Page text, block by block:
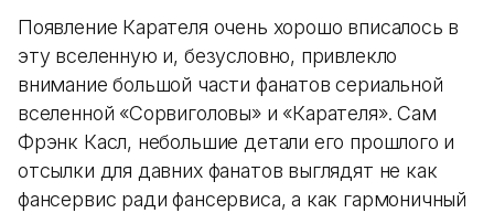
Появление Карателя очень хорошо вписалось в
эту вселенную и, безусловно, привлекло
внимание большой части фанатов сериальной
вселенной «Сорвиголовы» и «Карателя». Сам
Фрэнк Касл, небольшие детали его прошлого и
отсылки для давних фанатов выглядят не как
фансервис ради фансервиса, а как гармоничный